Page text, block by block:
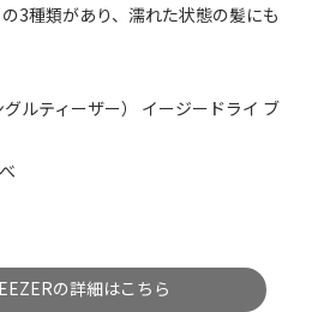
3種類があり、濡れた状態の髪にも
グルティーザー） イージードライ ブ
の詳細はこちら